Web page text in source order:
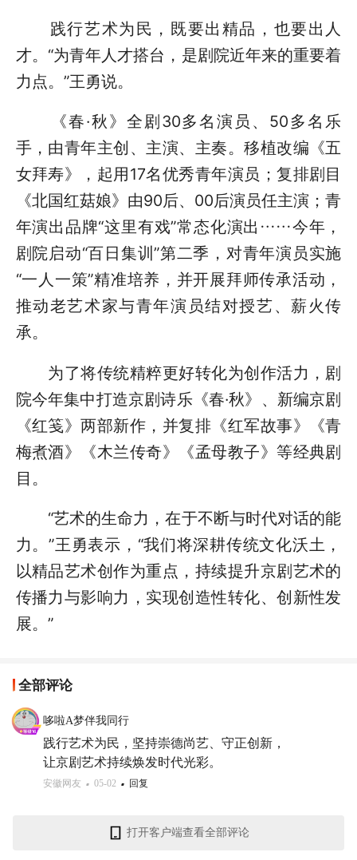
践行艺术为民，既要出精品，也要出人
才。“为青年人才搭台，是剧院近年来的重要着
力点。”王勇说。
《春·秋》全剧30多名演员、50多名乐
手，由青年主创、主演、主奏。移植改编《五
女拜寿》，起用17名优秀青年演员；复排剧目
《北国红菇娘》由90后、00后演员任主演；青
年演出品牌“这里有戏”常态化演出……今年，
剧院启动“百日集训”第二季，对青年演员实施
“一人一策”精准培养，并开展拜师传承活动，
推动老艺术家与青年演员结对授艺、薪火传
承。
为了将传统精粹更好转化为创作活力，剧
院今年集中打造京剧诗乐《春·秋》、新编京剧
《红笺》两部新作，并复排《红军故事》《青
梅煮酒》《木兰传奇》《孟母教子》等经典剧
目。
“艺术的生命力，在于不断与时代对话的能
力。”王勇表示，“我们将深耕传统文化沃土，
以精品艺术创作为重点，持续提升京剧艺术的
传播力与影响力，实现创造性转化、创新性发
展。”
全部评论
哆啦A梦伴我同行
践行艺术为民，坚持崇德尚艺、守正创新，
让京剧艺术持续焕发时代光彩。
安徽网友 05-02 回复
打开客户端查看全部评论